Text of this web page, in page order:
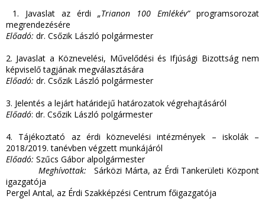
1. Javaslat az érdi „Trianon 100 Emlékév”programsorozat
megrendezésére
Előadó: dr. Csőzik László polgármester
2. Javaslat a Köznevelési, Művelődési és Ifjúsági Bizottság nem
képviselő tagjának megválasztására
Előadó: dr. Csőzik László polgármester
3. Jelentés a lejárt határidejű határozatok végrehajtásáról
Előadó: dr. Csőzik László polgármester
4. Tájékoztató az érdi köznevelési intézmények – iskolák –
2018/2019. tanévben végzett munkájáról
Előadó: Szűcs Gábor alpolgármester
Meghívottak: Sárközi Márta, az Érdi Tankerületi Központ
igazgatója
Pergel Antal, az Érdi Szakképzési Centrum főigazgatója